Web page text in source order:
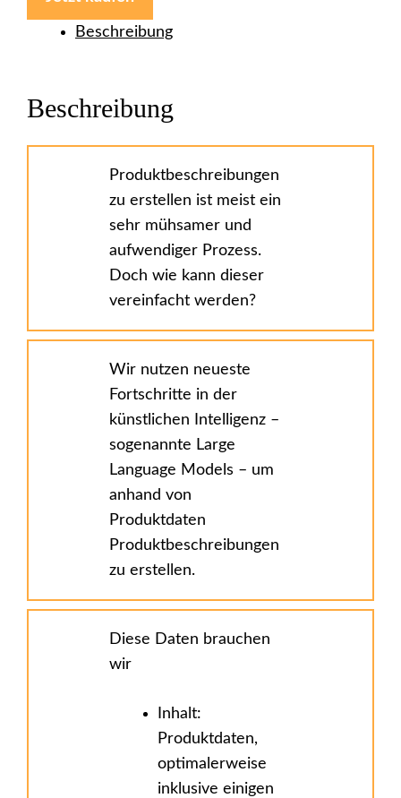
Beschreibung
Beschreibung
Produktbeschreibungen
zu erstellen ist meist ein
sehr mühsamer und
aufwendiger Prozess.
Doch wie kann dieser
vereinfacht werden?
Wir nutzen neueste
Fortschritte in der
künstlichen Intelligenz –
sogenannte Large
Language Models – um
anhand von
Produktdaten
Produktbeschreibungen
zu erstellen.
Diese Daten brauchen
wir
Inhalt:
Produktdaten,
optimalerweise
inklusive einigen